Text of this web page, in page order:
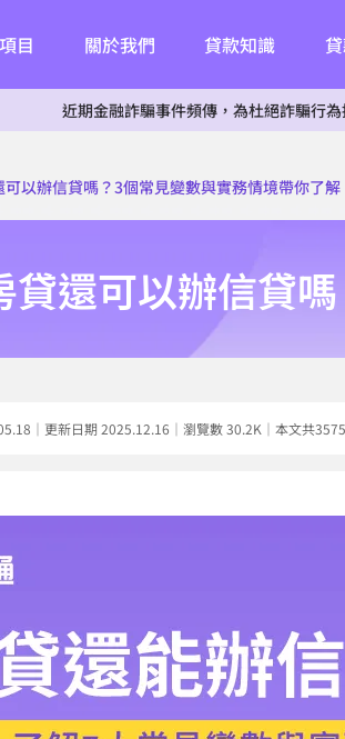
目 關於我們 貸款知識
期金融詐騙事件頻傳，為杜絕詐騙行為持續擴張
可以辦信貸嗎？3個常見變數與實務情境帶你了解
貸還可以辦信貸
｜更新日期 2025.12.16｜瀏覽數 30.2K｜本文共